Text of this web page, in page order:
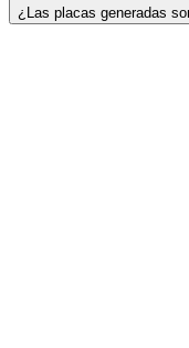
¿Las placas generadas